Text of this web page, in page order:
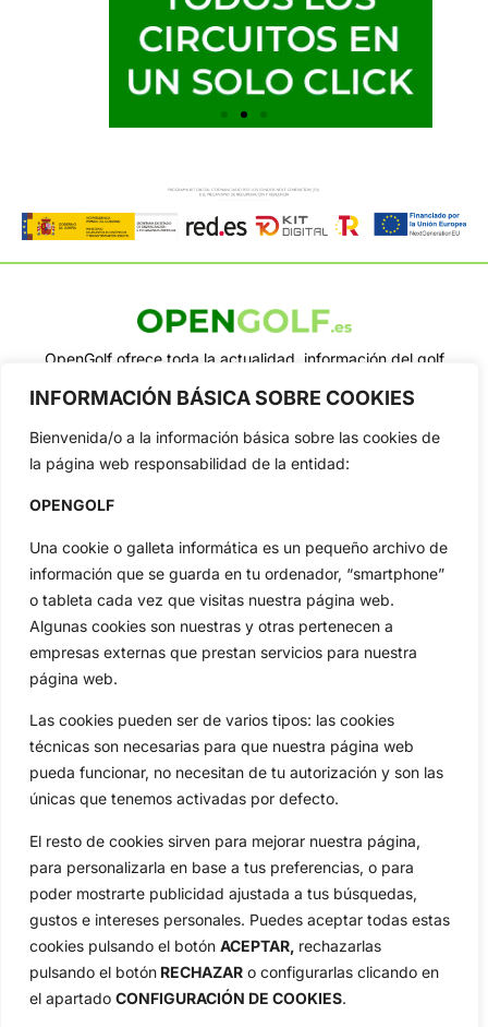
INFORMACIÓN BÁSICA SOBRE COOKIES
Bienvenida/o a la información básica sobre las cookies de
la página web responsabilidad de la entidad:
OPENGOLF
Una cookie o galleta informática es un pequeño archivo de
información que se guarda en tu ordenador, “smartphone”
o tableta cada vez que visitas nuestra página web.
Algunas cookies son nuestras y otras pertenecen a
empresas externas que prestan servicios para nuestra
página web.
Las cookies pueden ser de varios tipos: las cookies
técnicas son necesarias para que nuestra página web
pueda funcionar, no necesitan de tu autorización y son las
únicas que tenemos activadas por defecto.
El resto de cookies sirven para mejorar nuestra página,
para personalizarla en base a tus preferencias, o para
poder mostrarte publicidad ajustada a tus búsquedas,
gustos e intereses personales. Puedes aceptar todas estas
cookies pulsando el botón ACEPTAR, rechazarlas
pulsando el botón RECHAZAR o configurarlas clicando en
el apartado CONFIGURACIÓN DE COOKIES.
OpenGolf ofrece toda la actualidad, información del golf
Jon Rahm, LIV Golf, PGA Tour, Ryder Cup, DP World Tour, LPGA
Categorias
Actualidad
Amateurs
Circuitos
Especiales
Reglas
Vídeos
De Interés
Compañía
Aviso Legal
Política de Cookies
Publicidad
Newsletters
Copyright © 2025 OpenGolf | Diseño porTecnoQuatre